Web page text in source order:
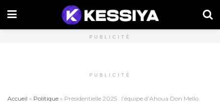
PUBLICITÉ
PUBLICITÉ
Accueil » Politique » Présidentielle 2025 : l’équipe d’Ahoua Don Mello